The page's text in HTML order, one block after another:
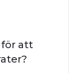
för att